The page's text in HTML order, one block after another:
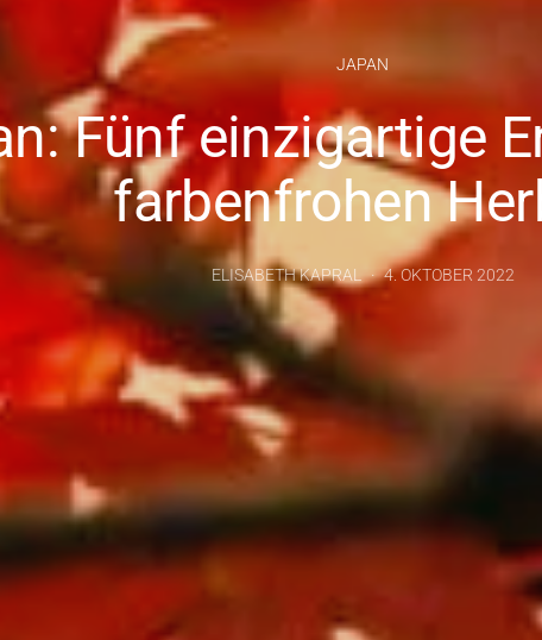
JAPAN
Fünf einzigartige
farbenfrohen
ELISABETH KAPRAL 4. OKTOBER 2022